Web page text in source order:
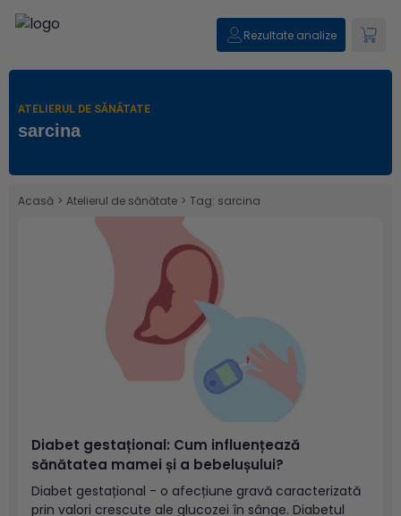
Rezultate analize
ATELIERUL DE SĂNĂTATE
sarcina
Acasă > Atelierul de sănătate > Tag: sarcina
Diabet gestațional: Cum influențează
sănătatea mamei și a bebelușului?
Diabet gestațional - o afecțiune gravă caracterizată
prin valori crescute ale glucozei în sânge. Diabetul